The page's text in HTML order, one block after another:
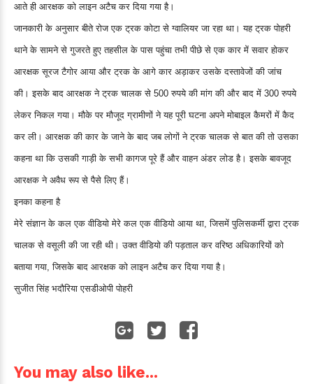
आते ही आरक्षक को लाइन अटैच कर दिया गया है।
जानकारी के अनुसार बीते रोज एक ट्रक कोटा से ग्वालियर जा रहा था। यह ट्रक पोहरी
थाने के सामने से गुजरते हुए तहसील के पास पहुंचा तभी पीछे से एक कार में सवार होकर
आरक्षक सूरज टैगोर आया और ट्रक के आगे कार अड़ाकर उसके दस्तावेजों की जांच
की। इसके बाद आरक्षक ने ट्रक चालक से 500 रुपये की मांग की और बाद में 300 रुपये
लेकर निकल गया। मौके पर मौजूद ग्रामीणों ने यह पूरी घटना अपने मोबाइल कैमरों में कैद
कर ली। आरक्षक की कार के जाने के बाद जब लोगों ने ट्रक चालक से बात की तो उसका
कहना था कि उसकी गाड़ी के सभी कागज पूरे हैं और वाहन अंडर लोड है। इसके बावजूद
आरक्षक ने अवैध रूप से पैसे लिए हैं।
इनका कहना है
मेरे संज्ञान के कल एक वीडियो मेरे कल एक वीडियो आया था, जिसमें पुलिसकर्मी द्वारा ट्रक
चालक से वसूली की जा रही थी। उक्त वीडियो की पड़ताल कर वरिष्ठ अधिकारियों को
बताया गया, जिसके बाद आरक्षक को लाइन अटैच कर दिया गया है।
सुजीत सिंह भदौरिया एसडीओपी पोहरी
You may also like...